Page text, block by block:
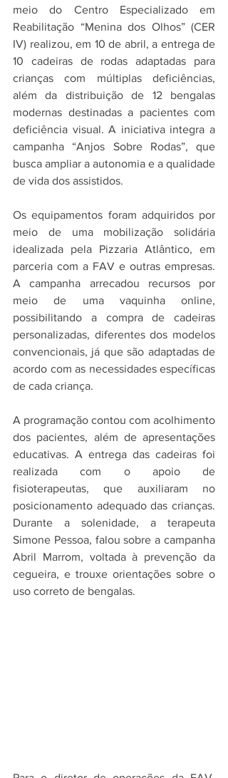
meio do Centro Especializado em
Reabilitação “Menina dos Olhos” (CER
IV) realizou, em 10 de abril, a entrega de
10 cadeiras de rodas adaptadas para
crianças com múltiplas deficiências,
além da distribuição de 12 bengalas
modernas destinadas a pacientes com
deficiência visual. A iniciativa integra a
campanha “Anjos Sobre Rodas”, que
busca ampliar a autonomia e a qualidade
de vida dos assistidos.
Os equipamentos foram adquiridos por
meio de uma mobilização solidária
idealizada pela Pizzaria Atlântico, em
parceria com a FAV e outras empresas.
A campanha arrecadou recursos por
meio de uma vaquinha online,
possibilitando a compra de cadeiras
personalizadas, diferentes dos modelos
convencionais, já que são adaptadas de
acordo com as necessidades específicas
de cada criança.
A programação contou com acolhimento
dos pacientes, além de apresentações
educativas. A entrega das cadeiras foi
realizada com o apoio de
fisioterapeutas, que auxiliaram no
posicionamento adequado das crianças.
Durante a solenidade, a terapeuta
Simone Pessoa, falou sobre a campanha
Abril Marrom, voltada à prevenção da
cegueira, e trouxe orientações sobre o
uso correto de bengalas.